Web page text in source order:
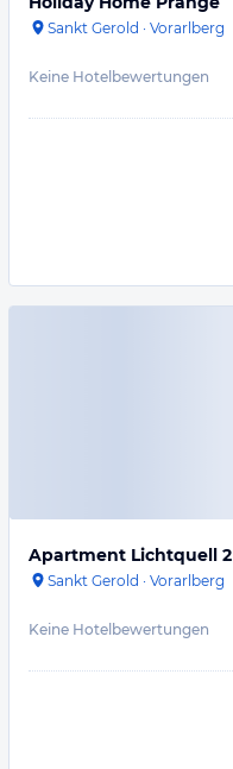
Sankt Gerold · Vorarlberg
Keine Hotelbewertungen
Apartment Lichtquell 2
Sankt Gerold · Vorarlberg
Keine Hotelbewertungen